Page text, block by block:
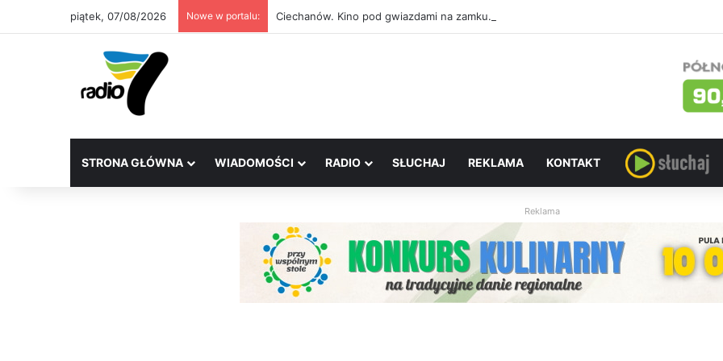
piątek, 07/08/2026 Nowe w portalu: Ciechanów. Kino pod gwiazdami na zamku. W sobotę „Ostatni pojedynek”
STRONA GŁÓWNA WIADOMOŚCI RADIO SŁUCHAJ REKLAMA KONTAKT
Reklama